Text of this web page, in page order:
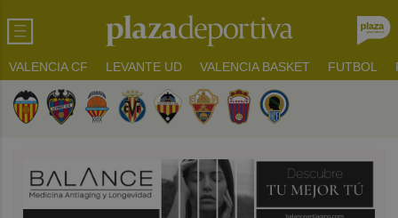
VALENCIA CF LEVANTE UD VALENCIA BASKET FUTBOL